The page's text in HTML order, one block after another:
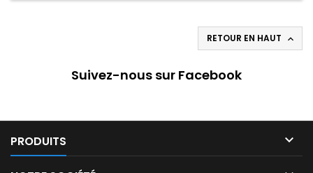
RETOUR EN HAUT 
Suivez-nous sur Facebook
PRODUITS 